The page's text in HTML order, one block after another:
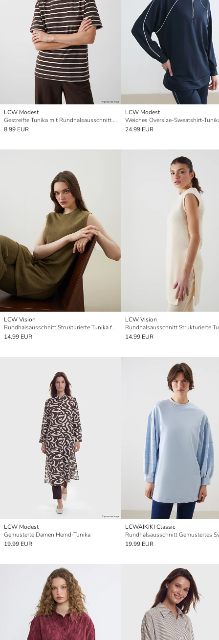
LCW Modest
Gestreifte Tunika mit Rundhalsausschnitt für Damen
8.99 EUR
LCW Modest
24.99 EUR
LCW Vision
Rundhalsausschnitt Strukturierte Tunika für Damen
14.99 EUR
LCW Vision
14.99 EUR
LCW Modest
Gemusterte Damen Hemd-Tunika
19.99 EUR
LCWAIKIKI Classic
19.99 EUR